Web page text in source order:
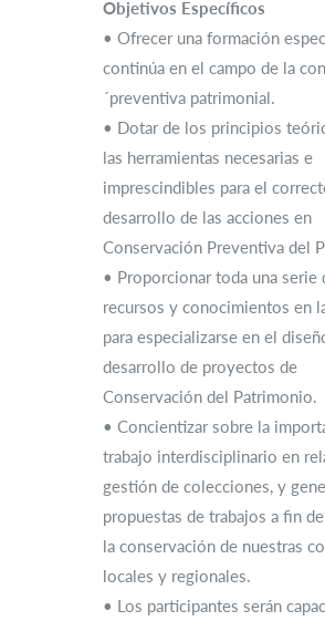
Objetivos Específicos
• Ofrecer una formación
continúa en el campo de la
´preventiva patrimonial.
• Dotar de los principios
las herramientas necesarias e
imprescindibles para el
desarrollo de las acciones en
Conservación Preventiva del
• Proporcionar toda una serie
recursos y conocimientos en
para especializarse en el
desarrollo de proyectos de
Conservación del Patrimonio.
• Concientizar sobre la
trabajo interdisciplinario en
gestión de colecciones, y
propuestas de trabajos a fin
la conservación de nuestras
locales y regionales.
• Los participantes serán